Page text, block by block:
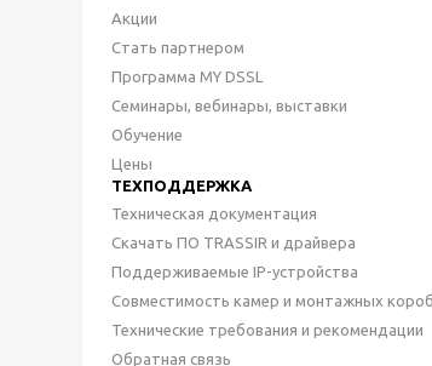
Акции
Стать партнером
Программа MY DSSL
Семинары, вебинары, выставки
Обучение
Цены
ТЕХПОДДЕРЖКА
Техническая документация
Скачать ПО TRASSIR и драйвера
Поддерживаемые IP-устройства
Совместимость камер и монтажных
Технические требования и рекомендации
Обратная связь